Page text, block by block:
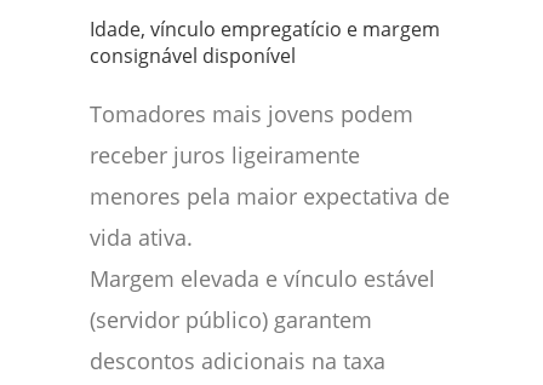
Idade, vínculo empregatício e margem
consignável disponível
Tomadores mais jovens podem
receber juros ligeiramente
menores pela maior expectativa de
vida ativa.
Margem elevada e vínculo estável
(servidor público) garantem
descontos adicionais na taxa